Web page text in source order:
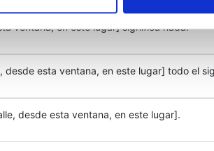
ventana, en este lugar] significa nada.
esta ventana, en este lugar] todo el
desde esta ventana, en este lugar].